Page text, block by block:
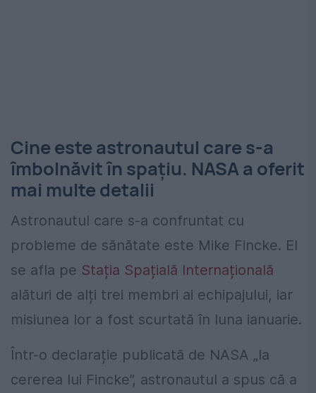
Cine este astronautul care s-a
îmbolnăvit în spațiu. NASA a oferit
mai multe detalii
Astronautul care s-a confruntat cu
probleme de sănătate este Mike Fincke. El
se afla pe Stația Spațială Internațională
alături de alți trei membri ai echipajului, iar
misiunea lor a fost scurtată în luna ianuarie.
Într-o declarație publicată de NASA „la
cererea lui Fincke”, astronautul a spus că a